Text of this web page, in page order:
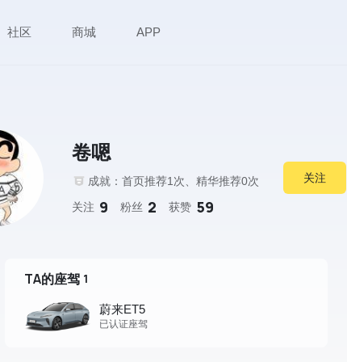
社区 商城 APP
卷嗯
成就：首页推荐1次、精华推荐0次
关注 9 粉丝 2 获赞 59
关注
TA的座驾 1
蔚来ET5
已认证座驾